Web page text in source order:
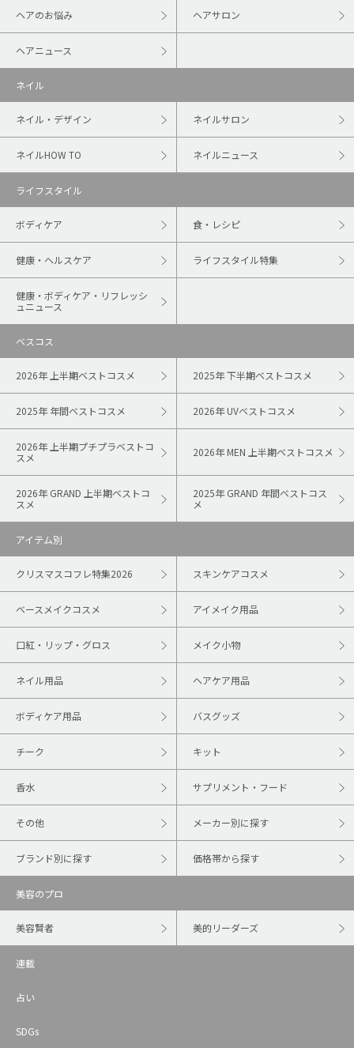
ヘアのお悩み ヘアサロン
ヘアニュース
ネイル
ネイル・デザイン ネイルサロン
ネイルHOW TO ネイルニュース
ライフスタイル
ボディケア 食・レシピ
健康・ヘルスケア ライフスタイル特集
健康・ボディケア・リフレッシ
ュニュース
ベスコス
2026年 上半期ベストコスメ 2025年 下半期ベストコスメ
2025年 年間ベストコスメ 2026年 UVベストコスメ
2026年 上半期プチプラベストコ
スメ
2026年 MEN 上半期ベストコスメ
2026年 GRAND 上半期ベストコ
スメ
2025年 GRAND 年間ベストコス
メ
アイテム別
クリスマスコフレ特集2026 スキンケアコスメ
ベースメイクコスメ アイメイク用品
口紅・リップ・グロス メイク小物
ネイル用品 ヘアケア用品
ボディケア用品 バスグッズ
チーク キット
香水 サプリメント・フード
その他 メーカー別に探す
ブランド別に探す 価格帯から探す
美容のプロ
美容賢者 美的リーダーズ
連載
占い
SDGs